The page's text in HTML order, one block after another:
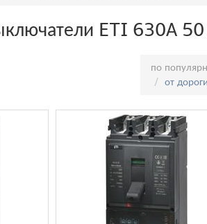
ETI 630А
по
от